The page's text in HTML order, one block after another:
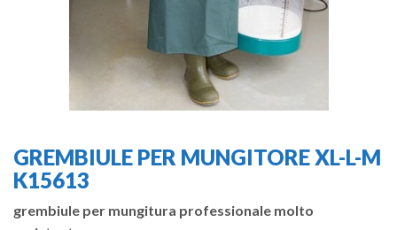
GREMBIULE PER MUNGITORE XL-L-M
K15613
grembiule per mungitura professionale molto